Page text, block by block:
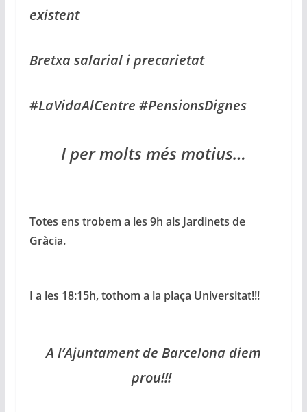
existent
Bretxa salarial i precarietat
#LaVidaAlCentre #PensionsDignes
I per molts més motius…
Totes ens trobem a les 9h als Jardinets de
Gràcia.
I a les 18:15h, tothom a la plaça Universitat!!!
A l’Ajuntament de Barcelona diem
prou!!!